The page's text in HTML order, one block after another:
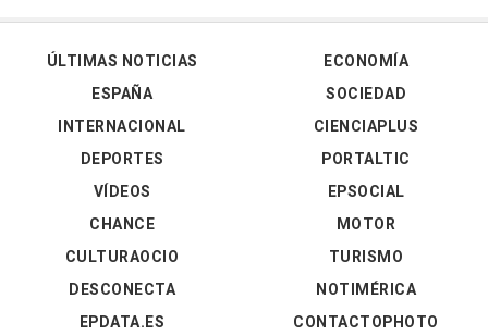
ÚLTIMAS NOTICIAS
ESPAÑA
INTERNACIONAL
DEPORTES
VÍDEOS
ECONOMÍA
SOCIEDAD
CIENCIAPLUS
PORTALTIC
EPSOCIAL
CHANCE
CULTURAOCIO
DESCONECTA
EPDATA.ES
MOTOR
TURISMO
NOTIMÉRICA
CONTACTOPHOTO